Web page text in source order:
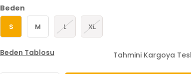
Beden
S M L XL
Beden Tablosu Tahmini Kargoya